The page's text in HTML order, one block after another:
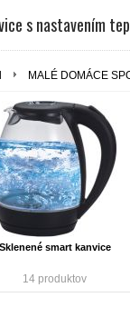
s nastavením
MALÉ DOMÁCE
Sklenené smart kanvice
14 produktov